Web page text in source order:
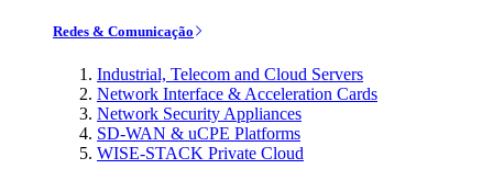
Redes & Comunicação
Industrial, Telecom and Cloud Servers
Network Interface & Acceleration Cards
Network Security Appliances
SD-WAN & uCPE Platforms
WISE-STACK Private Cloud